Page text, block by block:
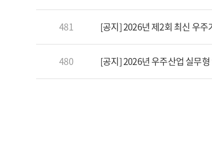
481 [공지] 2026년 제2회 최신 우주
480 [공지] 2026년 우주산업 실무